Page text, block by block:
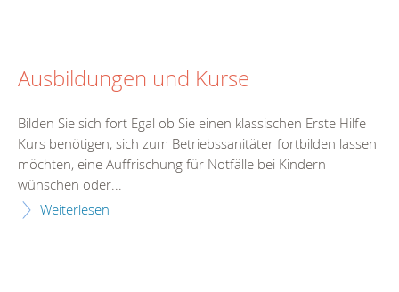
Ausbildungen und Kurse
Bilden Sie sich fort Egal ob Sie einen klassischen Erste Hilfe
Kurs benötigen, sich zum Betriebssanitäter fortbilden lassen
möchten, eine Auffrischung für Notfälle bei Kindern
wünschen oder...
Weiterlesen